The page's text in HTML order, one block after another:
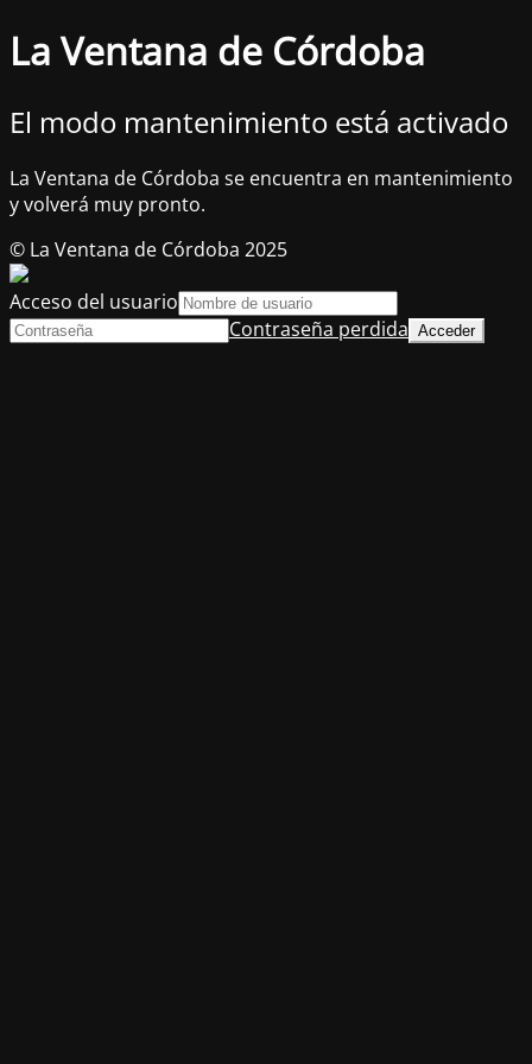
La Ventana de Córdoba
El modo mantenimiento está activado
La Ventana de Córdoba se encuentra en mantenimiento
y volverá muy pronto.
© La Ventana de Córdoba 2025
Acceso del usuario
Contraseña perdida